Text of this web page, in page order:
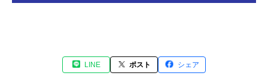
LINE ポスト シェア